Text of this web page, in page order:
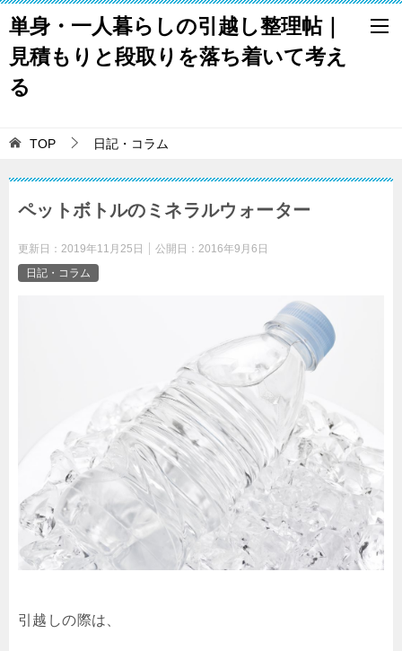
単身・一人暮らしの引越し整理帖｜
見積もりと段取りを落ち着いて考え
る
TOP 日記・コラム
ペットボトルのミネラルウォーター
更新日： 2019年11月25日 公開日： 2016年9月6日
日記・コラム
引越しの際は、